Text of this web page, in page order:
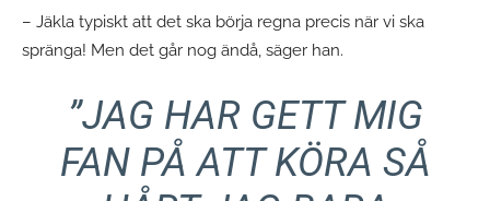
– Jäkla typiskt att det ska börja regna precis när vi ska
spränga! Men det går nog ändå, säger han.
”JAG HAR GETT MIG
FAN PÅ ATT KÖRA SÅ